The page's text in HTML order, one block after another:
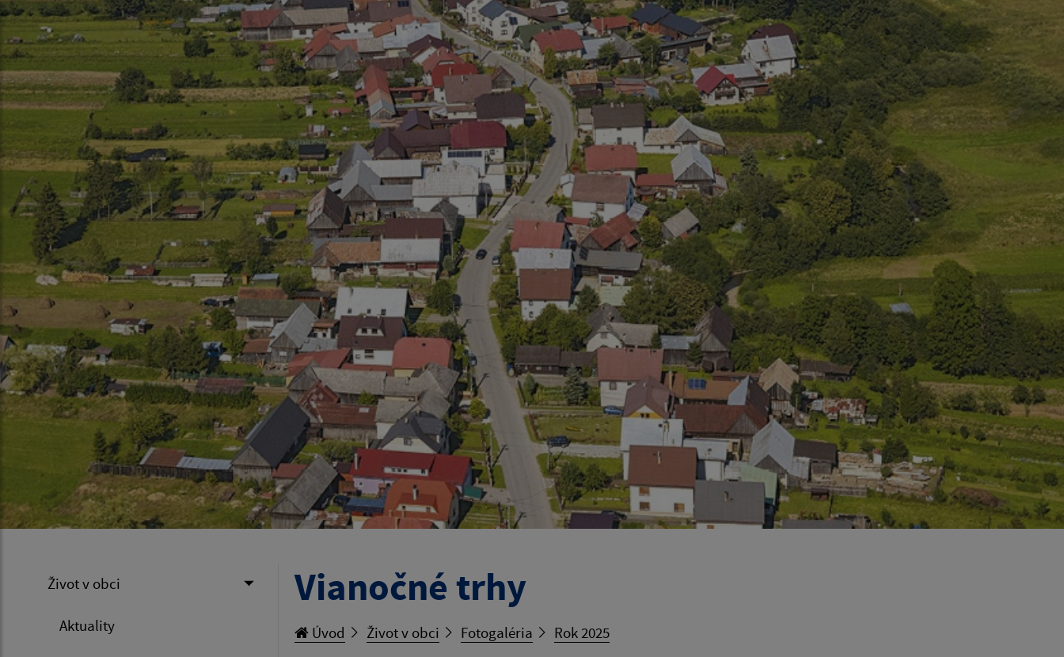
Život v obci
Aktuality
Vianočné trhy
Úvod Život v obci Fotogaléria Rok 2025